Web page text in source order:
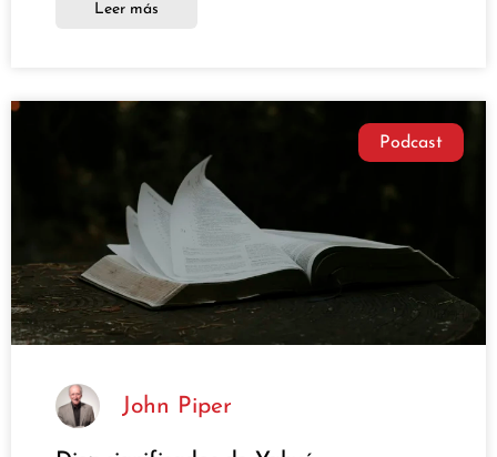
Leer más
Podcast
John Piper